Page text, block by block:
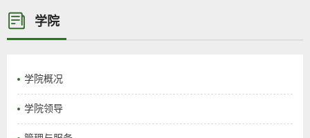
学院
学院概况
学院领导